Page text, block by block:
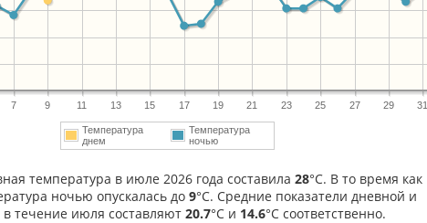
7 9 11 13 15 17 19 21 23 25 27 29 31
Температура
днем
Температура
ночью
температура в июле 2026 года составила 28°С. В то время как
ночью опускалась до 9°C. Средние показатели дневной и
течение июля составляют 20.7°С и 14.6°С соответственно.